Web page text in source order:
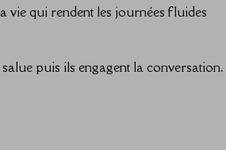
vie qui rendent les journées fluides
puis ils engagent la